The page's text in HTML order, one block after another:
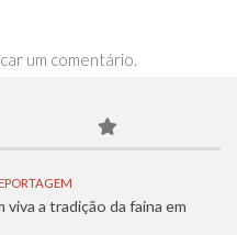
um comentário.
a tradição da faina em